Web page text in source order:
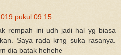
pukul 09.15
rempah ini udh jadi hal yg biasa
Saya rada krng suka rasanya.
dia batak hehehe